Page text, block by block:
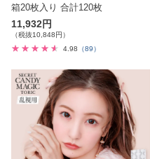
箱20枚入り 合計120枚
11,932円
（税抜10,848円）
4.98 （89）